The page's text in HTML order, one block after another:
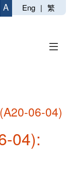
A Eng | 繁
06-04)
04):